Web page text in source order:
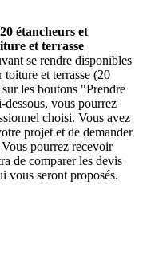
20 étancheurs et
et terrasse
se rendre disponibles
toiture et terrasse (20
les boutons "Prendre
vous pourrez
choisi. Vous avez
projet et de demander
pourrez recevoir
de comparer les devis
vous seront proposés.